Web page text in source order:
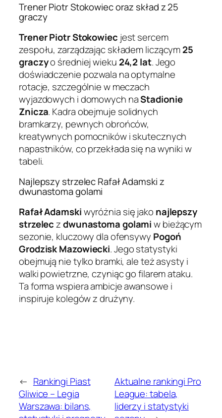
Trener Piotr Stokowiec oraz skład z 25
graczy
Trener Piotr Stokowiec jest sercem
zespołu, zarządzając składem liczącym25
graczyo średniej wieku 24,2 lat. Jego
doświadczenie pozwala na optymalne
rotacje, szczególnie w meczach
wyjazdowych i domowych naStadionie
Znicza. Kadra obejmuje solidnych
bramkarzy, pewnych obrońców,
kreatywnych pomocników i skutecznych
napastników, co przekłada się na wyniki w
tabeli.
Najlepszy strzelec Rafał Adamski z
dwunastoma golami
Rafał Adamskiwyróżnia się jako najlepszy
strzeleczdwunastoma golamiw bieżącym
sezonie, kluczowy dla ofensywy Pogoń
Grodzisk Mazowiecki. Jego statystyki
obejmują nie tylko bramki, ale też asysty i
walki powietrzne, czyniąc go filarem ataku.
Ta forma wspiera ambicje awansowe i
inspiruje kolegów z drużyny.
← Rankingi Piast
Gliwice – Legia
Warszawa: bilans,
Aktualne rankingi Pro
League: tabela,
liderzy i statystyki